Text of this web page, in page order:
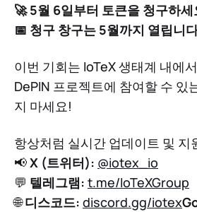
🚀 5월 6일부터 토큰을 청구하세
📅 청구 창구는 5월까지 열립니
이번 기회는 IoTeX 생태계 내에
DePIN 프로젝트에 참여할 수 있
지 마세요!
항상처럼 실시간 업데이트 및 지
📢X (트위터): @iotex_io
💬 텔레그램: t.me/IoTeXGroup
🌐디스코드: discord.gg/iotex